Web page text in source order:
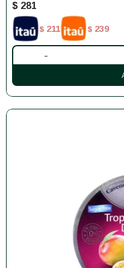
$ 281
$ 211 $ 239
-